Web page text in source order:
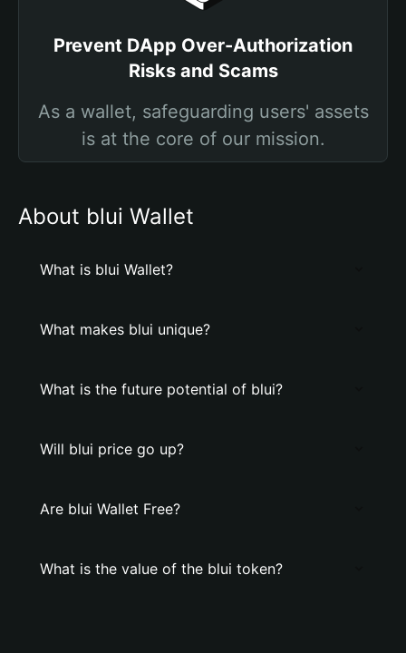
Prevent DApp Over-Authorization
Risks and Scams
As a wallet, safeguarding users' assets
is at the core of our mission.
About blui Wallet
What is blui Wallet?
What makes blui unique?
What is the future potential of blui?
Will blui price go up?
Are blui Wallet Free?
What is the value of the blui token?